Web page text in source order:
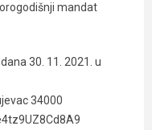
mandat
dana 30. 11. 2021. u
34000